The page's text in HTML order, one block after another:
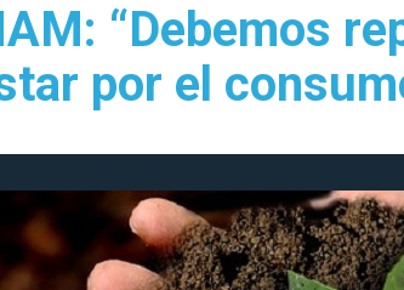
“Debemos
por el